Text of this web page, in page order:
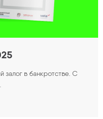
залог в банкротстве. С